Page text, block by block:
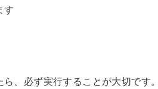
す
、必ず実行することが大切です